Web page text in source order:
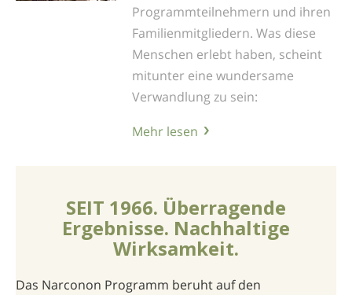
Programmteilnehmern und ihren
Familienmitgliedern. Was diese
Menschen erlebt haben, scheint
mitunter eine wundersame
Verwandlung zu sein:
Mehr lesen
SEIT 1966. Überragende
Ergebnisse. Nachhaltige
Wirksamkeit.
Das Narconon Programm beruht auf den